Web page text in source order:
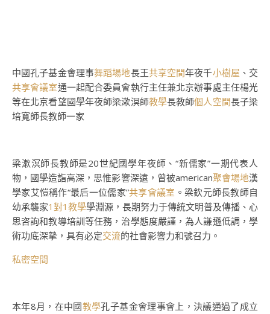
中國孔子基金會理事舞蹈場地長王共享空間年夜千小樹屋 、交
共享會議室通一起配合委員會執行主任兼北京辦事處主任楊光
等在北京看望國學年夜師梁漱溟師教學長教師個人空間長子梁
培寬師長教師一家
梁漱溟師長教師是20世紀國學年夜師、“新儒家”一期代表人
物，國學造詣高深，思惟影響深遠，曾被american聚會場地漢
學家艾愷稱作“最后一位儒家”共享會議室 。梁欽元師長教師自
幼承襲家1對1教學學淵源，長期努力于傳統文明普及傳播、心
思咨詢和教導培訓等任務，治學態度嚴謹，為人謙遜低調，學
術功底深摯，具有必定交流的社會影響力和號召力。
私密空間
本年8月，在中國教學孔子基金會理事會上，決議通過了成立